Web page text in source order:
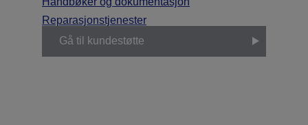
Reparasjonstjenester
Gå til kundestøtte